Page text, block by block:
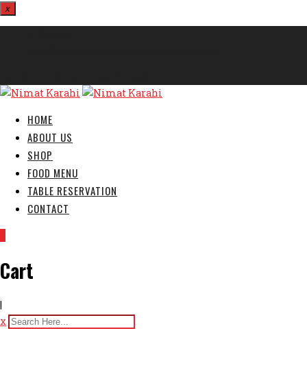
x
HOME
ABOUT US
SHOP
FOOD MENU
TABLE RESERVATION
CONTACT
Cart
|
x